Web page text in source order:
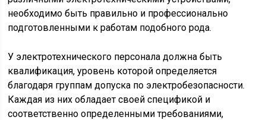
необходимо быть правильно и профессионально
подготовленными к работам подобного рода.
У электротехнического персонала должна быть
квалификация, уровень которой определяется
благодаря группам допуска по электробезопасности.
Каждая из них обладает своей спецификой и
соответственно определенными требованиями,